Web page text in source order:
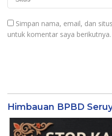
Simpan nama, email, dan
untuk komentar saya berikutnya.
Himbauan BPBD